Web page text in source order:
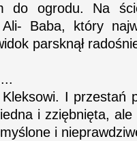
do ogrodu. Na
Baba, który
parsknął
I przestań
i zziębnięta,
i